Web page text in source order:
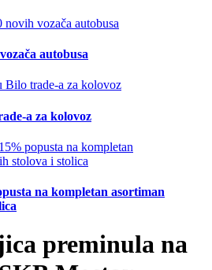
autobusa
a za kolovoz
na kompletan asortiman
preminula na